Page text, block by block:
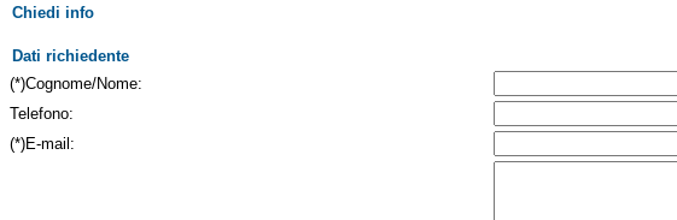
Chiedi info
Dati richiedente
(*)Cognome/Nome:
Telefono:
(*)E-mail: